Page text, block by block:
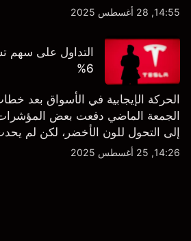
الشراء المفرط.
14:55, 28 أغسطس 2025
التداول على سهم
6%
الحركة الإيجابية في الأسواق بعد
الجمعة الماضي دفعت بعض المؤشرات
إلى التحول للون الأخضر، لكن لم
النظرة الفنية سواء على الإطار
14:26, 25 أغسطس 2025